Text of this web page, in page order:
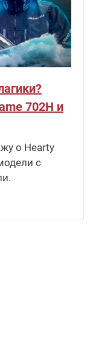
702H и
о Hearty
с